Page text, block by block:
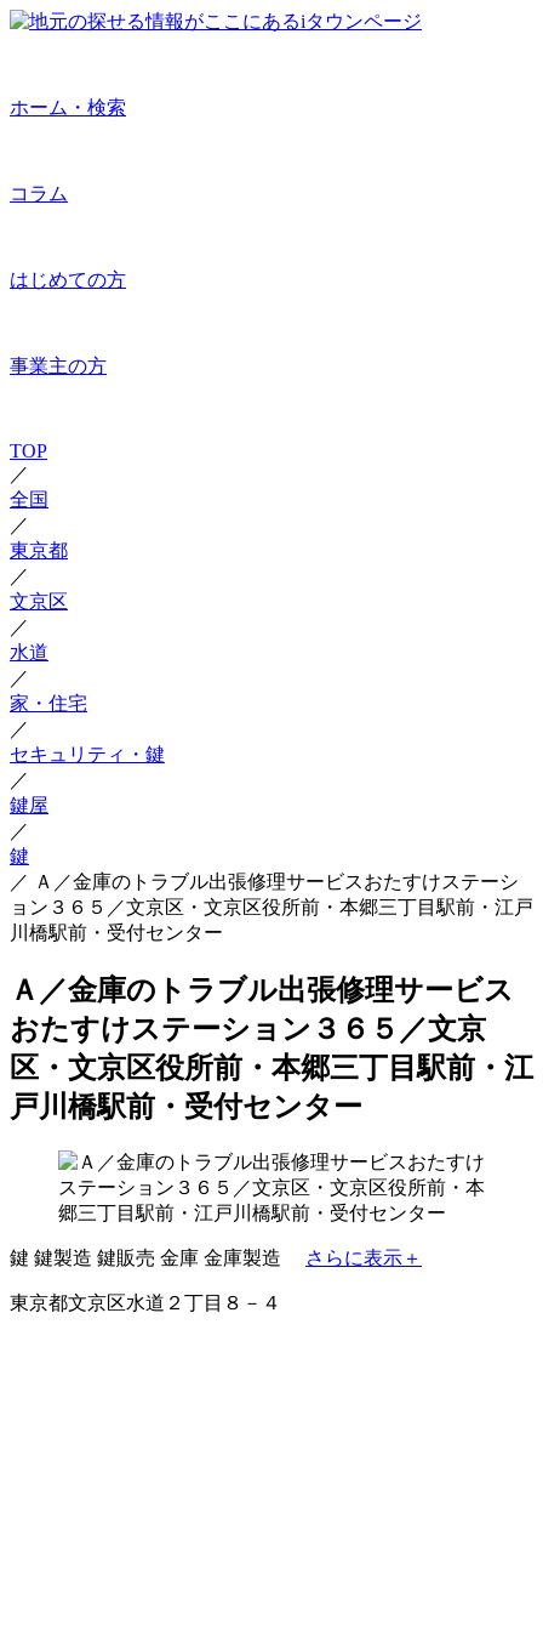
ホーム・検索
コラム
はじめての方
事業主の方
TOP
／
全国
／
東京都
／
文京区
／
水道
／
家・住宅
／
セキュリティ・鍵
／
鍵屋
／
鍵
／ Ａ／金庫のトラブル出張修理サービスおたすけステーシ
ョン３６５／文京区・文京区役所前・本郷三丁目駅前・江戸
川橋駅前・受付センター
Ａ／金庫のトラブル出張修理サービス
おたすけステーション３６５／文京
区・文京区役所前・本郷三丁目駅前・江
戸川橋駅前・受付センター
鍵 鍵製造 鍵販売 金庫 金庫製造 さらに表示＋
東京都文京区水道２丁目８－４